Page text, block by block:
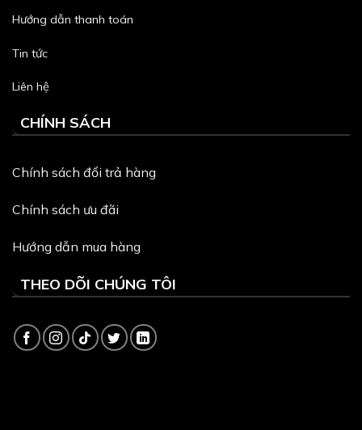
Hướng dẫn thanh toán
Tin tức
Liên hệ
CHÍNH SÁCH
Chính sách đổi trả hàng
Chính sách ưu đãi
Hướng dẫn mua hàng
THEO DÕI CHÚNG TÔI